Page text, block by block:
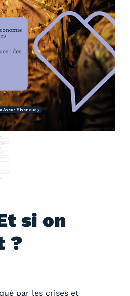
si on
?
par les crises et